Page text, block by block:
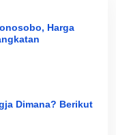
Harga
Dimana? Berikut